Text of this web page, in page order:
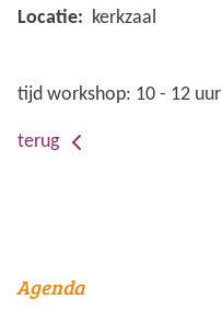
Locatie: kerkzaal
tijd workshop: 10 - 12 uur
terug
Agenda